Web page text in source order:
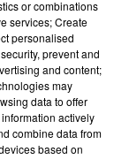
or combinations
services; Create
personalised
prevent and
and content;
may
data to offer
actively
combine data from
based on